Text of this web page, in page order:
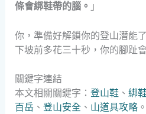
條會綁鞋帶的腦。 」
你，準備好解鎖你的登山潛能
下坡前多花三十秒，你的腳趾
關鍵字連結
本文相關關鍵字： 登山鞋、 綁
百岳、 登山安全 、 山道具攻略。